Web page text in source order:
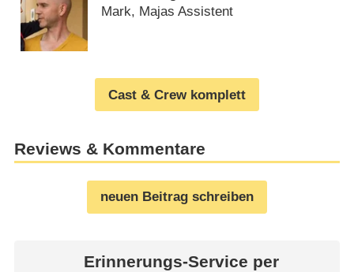
Mark, Majas Assistent
Cast & Crew komplett
Reviews & Kommentare
neuen Beitrag schreiben
Erinnerungs-Service per